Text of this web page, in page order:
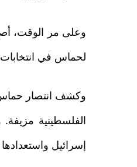
وعلى مر الوقت،
لحماس في انتخابات عام 2006، حيث حققت فوزًا بنسبة 57.5% في أول تجربة لها
وكشف انتصار حماس
الفلسطينية
إسرائيل